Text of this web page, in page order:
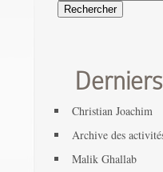
Christian Joachim
Archive des
Malik Ghallab